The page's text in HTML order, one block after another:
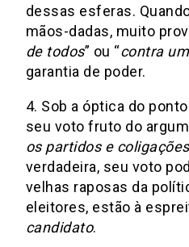
dessas esferas.
mãos-dadas, muito
de todos” ou “contra
garantia de poder.
4. Sob a óptica do
seu voto fruto do
os partidos e coligações
verdadeira, seu voto
velhas raposas da
eleitores, estão à
candidato.